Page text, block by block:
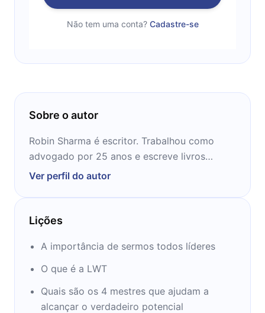
Não tem uma conta? Cadastre-se
Sobre o autor
Robin Sharma é escritor. Trabalhou como
advogado por 25 anos e escreve livros
motivacionais e de autoajuda. É fundador da
Ver perfil do autor
Lições
A importância de sermos todos líderes
O que é a LWT
Quais são os 4 mestres que ajudam a
alcançar o verdadeiro potencial